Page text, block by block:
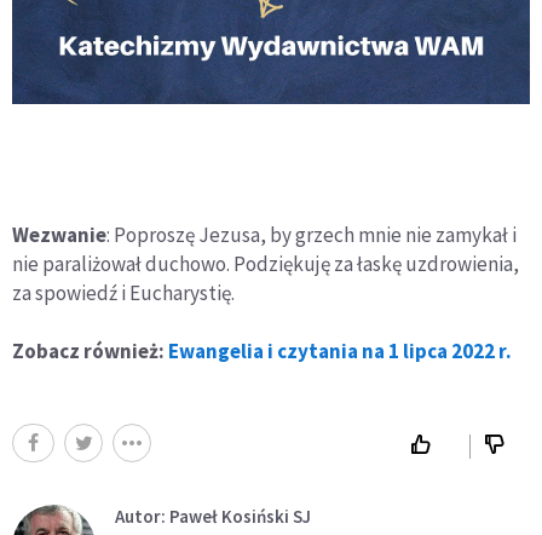
Wezwanie: Poproszę Jezusa, by grzech mnie nie zamykał i
nie paraliżował duchowo. Podziękuję za łaskę uzdrowienia,
za spowiedź i Eucharystię.
Zobacz również: Ewangelia i czytania na 1 lipca 2022 r.
Autor: Paweł Kosiński SJ